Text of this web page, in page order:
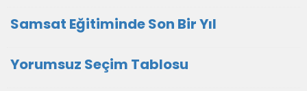
Samsat Eğitiminde Son Bir Yıl
Yorumsuz Seçim Tablosu